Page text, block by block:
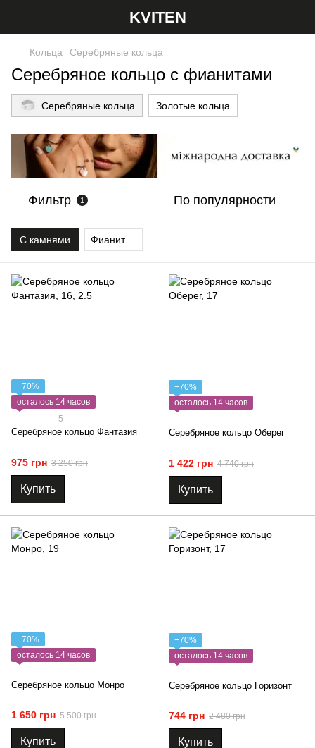
KVITEN
Кольца Серебряные кольца
Cеребряное кольцо с фианитами
Серебряные кольца Золотые кольца
Фильтр 1 По популярности
С камнями Фианит
−70%
осталось 14 часов
5
Серебряное кольцо Фантазия
975 грн 3 250 грн
Купить
−70%
осталось 14 часов
Серебряное кольцо Оберег
1 422 грн 4 740 грн
Купить
−70%
осталось 14 часов
Серебряное кольцо Монро
1 650 грн 5 500 грн
Купить
−70%
осталось 14 часов
Серебряное кольцо Горизонт
744 грн 2 480 грн
Купить